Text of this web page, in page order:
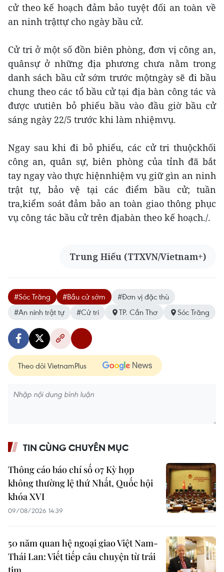
cử theo kế hoạch đảm bảo tuyệt đối an toàn về
an ninh trậttự cho ngày bầu cử.
Cử tri ở một số đồn biên phòng, đơn vị công an,
quânsự ở những địa phương chưa nằm trong
danh sách bầu cử sớm trước mộtngày sẽ đi bầu
chung theo các tổ bầu cử tại địa bàn công tác và
được ưutiên bỏ phiếu bầu vào đầu giờ bầu cử
sáng ngày 22/5 trước khi làm nhiệmvụ.
Ngay sau khi đi bỏ phiếu, các cử tri thuộckhối
công an, quân sự, biên phòng của tỉnh đã bắt
tay ngay vào thực hiệnnhiệm vụ giữ gìn an ninh
trật tự, bảo vệ tại các điểm bầu cử; tuần
tra,kiểm soát đảm bảo an toàn giao thông phục
vụ công tác bầu cử trên địabàn theo kế hoạch./.
Trung Hiếu (TTXVN/Vietnam+)
#Sóc Trăng #Bầu cử sớm
#Đơn vị đặc thù
#An ninh trật tự
#Cử tri TP. Cần Thơ Sóc Trăng
Theo dõi VietnamPlus
TIN CÙNG CHUYÊN MỤC
Thông cáo báo chí số 07 Kỳ họp
không thường lệ thứ Nhất, Quốc hội
khóa XVI
09/08/2026 14:39
50 năm quan hệ ngoại giao Việt Nam-
Thái Lan: Viết tiếp câu chuyện từ trái